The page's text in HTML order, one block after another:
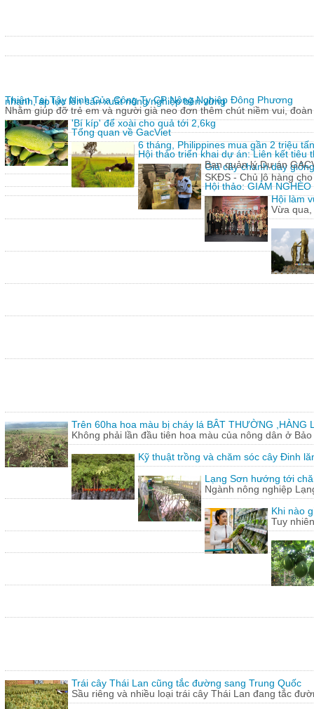
nhanh, áp lực lên sản xuất nông nghiệp bền vững
'Bí kíp' để xoài cho quả tới 2,6kg
6 tháng, Philippines mua gần 2 triệu
Giả cây chanh dây
SKĐS - Chủ lô hàng
Hội làm
Vừa qua,
Trên 60ha hoa màu bị cháy lá BÂT THƯỜNG
Không phải lần đầu tiên hoa màu của nông dân ở
Kỹ thuật trồng và chăm sóc cây Đinh
Lạng Sơn hướng tới
Ngành nông nghiệp
Khi nào
Tuy
Trái cây Thái Lan cũng tắc đường sang Trung Quốc
Sầu riêng và nhiều loại trái cây Thái Lan đang tắc
Thiện Tại Tây Ninh Của Công Ty CP Nông Nghiệp Đông Phương
Nhằm giúp đỡ trẻ em và người già neo đơn thêm chút niềm vui,
Tổng quan về GacViet
Hội thảo triển khai dự án: Liên kết tiêu
Ban quản lý Dự án
Hội thảo: GIẢM